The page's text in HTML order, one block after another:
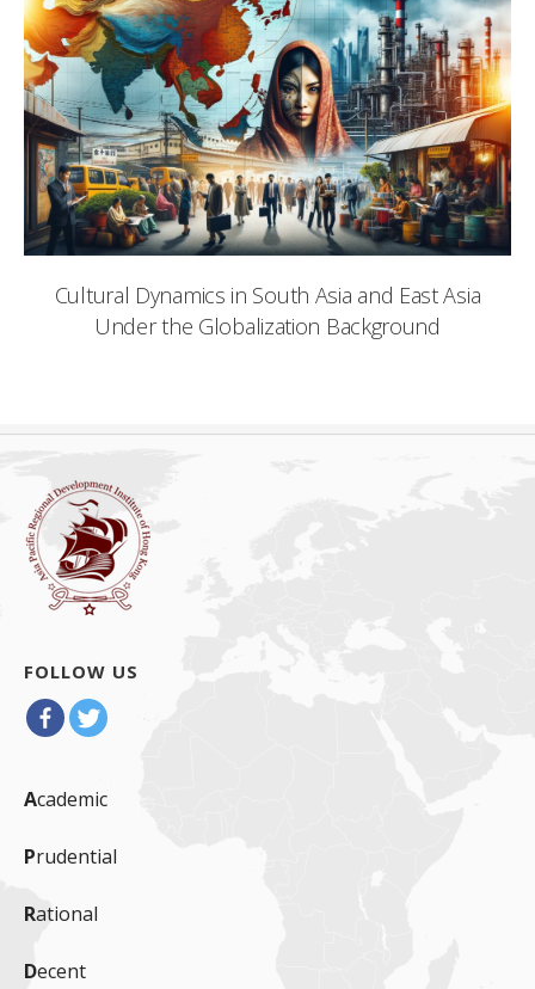
Cultural Dynamics in South Asia and East Asia
Under the Globalization Background
FOLLOW US
Academic
Prudential
Rational
Decent